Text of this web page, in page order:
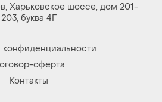
Харьковское шоссе, дом 201-
203, буква 4Г
конфиденциальности
оферта
Контакты